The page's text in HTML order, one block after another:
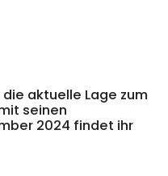
aktuelle Lage zum
seinen
2024 findet ihr